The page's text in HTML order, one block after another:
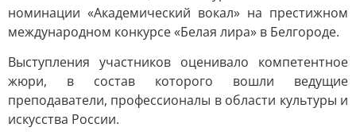
номинации «Академический вокал» на престижном
международном конкурсе «Белая лира» в Белгороде.
Выступления участников оценивало компетентное
жюри, в состав которого вошли ведущие
преподаватели, профессионалы в области культуры и
искусства России.